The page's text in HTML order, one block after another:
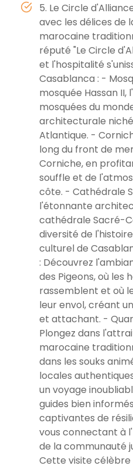
5. Le Circle
avec les délices de
marocaine
réputé "Le Circle
et l'hospitalité
Casablanca : -
mosquée Hassan II,
mosquées du
architecturale
Atlantique. -
long du front de
Corniche, en
souffle et de
côte. - Cathédrale
l'étonnante
cathédrale Sacré-
diversité de
culturel de
: Découvrez
des Pigeons, où les
rassemblent et où
leur envol, créant
et attachant. -
Plongez dans
marocaine
dans les souks
locales
un voyage
guides bien
captivantes de
vous connectant à
de la communauté
Cette visite célèbre